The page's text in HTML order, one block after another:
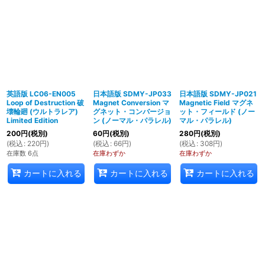
英語版 LC06-EN005
Loop of Destruction 破
壊輪廻 (ウルトラレア)
Limited Edition
200円(税別)
(税込 : 220円)
在庫数 6点
カートに入れる
日本語版 SDMY-JP033
Magnet Conversion マ
グネット・コンバージョ
ン (ノーマル・パラレル)
60円(税別)
(税込 : 66円)
在庫わずか
カートに入れる
日本語版 SDMY-JP021
Magnetic Field マグネ
ット・フィールド (ノー
マル・パラレル)
280円(税別)
(税込 : 308円)
在庫わずか
カートに入れる